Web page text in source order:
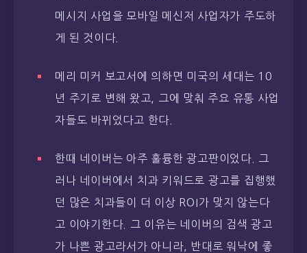
메시지 사업을 모바일 메신저 사업자가 주도하
게 된 것이다.
메리 미커 보고서에 의하면 미국의 세대는 10
년 주기로 변해 왔고, 그에 맞춰 주요 유통 사업
자들도 바뀌었다고 한다.
한때 네이버는 아주 훌륭한 광고판이었다. 그
러나 네이버에서 치과 키워드로 광고를 집행했
던 많은 치과들이 더 이상 ROI가 맞지 않는다
고 이야기한다. 그 이유는 네이버의 검색 광고
가 나쁜 광고라서가 아니라, 반대로 워낙에 좋